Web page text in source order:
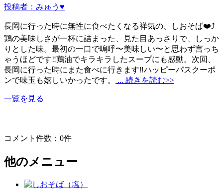
投稿者：みゅう♥
長岡に行った時に無性に食べたくなる祥気の、しおそば❤️⤴️
鶏の美味しさが一杯に詰まった、見た目あっさりで、しっか
りとした味。最初の一口で嗚呼〜美味しい〜と思わず言っち
ゃうほどです‼️鶏油でキラキラしたスープにも感動。次回、
長岡に行った時にまた食べに行きます‼️ハッピーパスクーポ
ンで味玉も嬉しいかったです。
... 続きを読む>>
一覧を見る
コメント件数：0件
他のメニュー